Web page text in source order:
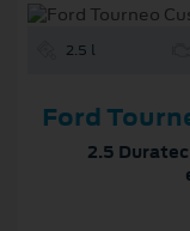
2.5 l
2.5